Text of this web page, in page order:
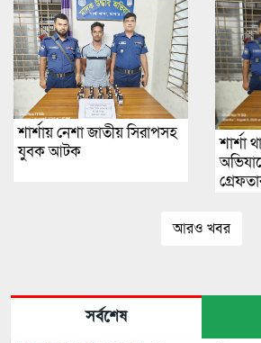
শার্শায় নেশা জাতীয় সিরাপসহ
যুবক আটক
শার্শা
আরও খবর
সর্বশেষ